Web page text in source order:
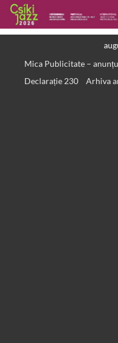
Mica Publicitate –
Declarație 230
Arhiva